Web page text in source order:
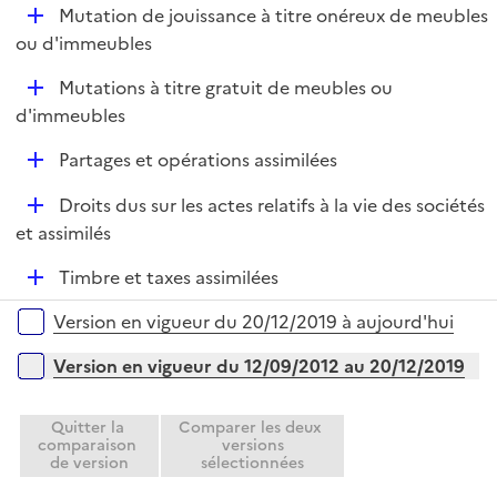
e
rl
r
D
é
i
Mutation de jouissance à titre onéreux de meubles
ou d'immeubles
D
é
r
Mutations à titre gratuit de meubles ou
d'immeubles
D
l
r
Partages et opérations assimilées
D
é
e
r
Droits dus sur les actes relatifs à la vie des sociétés
et assimilés
D
é
p
e
r
Timbre et taxes assimilées
Versions sur la période
Version en vigueur du 20/12/2019 à aujourd'hui
Version en vigueur du 12/09/2012 au 20/12/2019
Quitter la
comparaison
de version
Comparer les deux
versions
sélectionnées